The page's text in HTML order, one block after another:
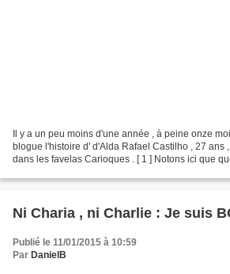
Il y a un peu moins d'une année , à peine onze
blogue l'histoire d' d'Alda Rafael Castilho , 27 ans
dans les favelas Carioques . [ 1 ] Notons ici que
Ni Charia , ni Charlie : Je suis
Publié le 11/01/2015 à 10:59
Par DanielB